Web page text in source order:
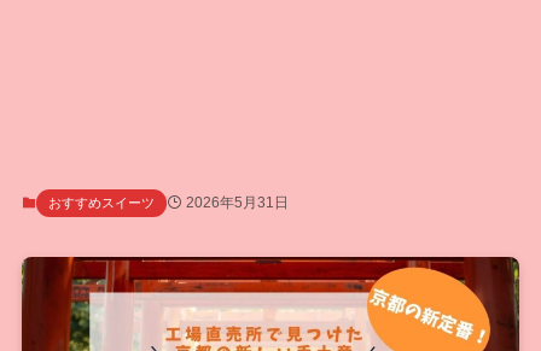
おすすめスイーツ 2026年5月31日